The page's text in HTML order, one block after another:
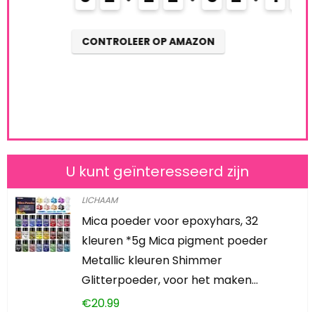
CONTROLEER OP AMAZON
U kunt geïnteresseerd zijn
LICHAAM
Mica poeder voor epoxyhars, 32
kleuren *5g Mica pigment poeder
Metallic kleuren Shimmer
Glitterpoeder, voor het maken…
€20.99